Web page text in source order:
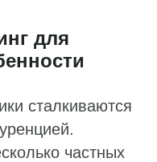
для
сталкиваются
частных